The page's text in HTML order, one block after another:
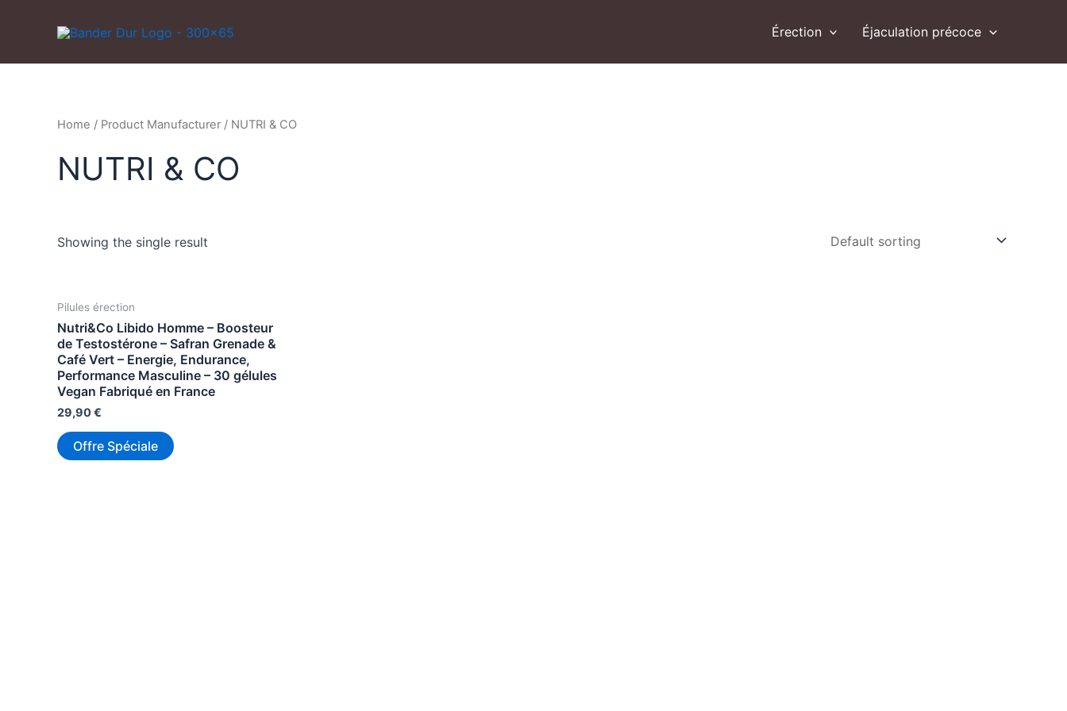
Érection Éjaculation précoce
Home / Product Manufacturer / NUTRI & CO
NUTRI & CO
Showing the single result
Pilules érection
Nutri&Co Libido Homme – Boosteur
de Testostérone – Safran Grenade &
Café Vert – Energie, Endurance,
Performance Masculine – 30 gélules
Vegan Fabriqué en France
29,90€
Offre Spéciale